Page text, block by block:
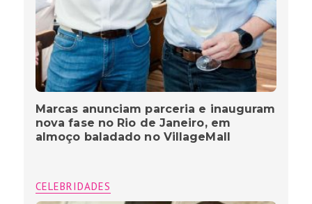
Marcas anunciam parceria e inauguram
nova fase no Rio de Janeiro, em
almoço baladado no VillageMall
CELEBRIDADES